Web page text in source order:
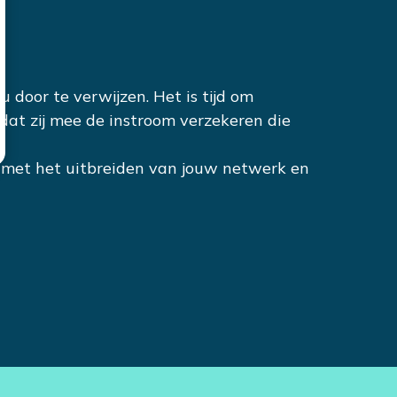
door te verwijzen. Het is tijd om
zij mee de instroom verzekeren die
het uitbreiden van jouw netwerk en